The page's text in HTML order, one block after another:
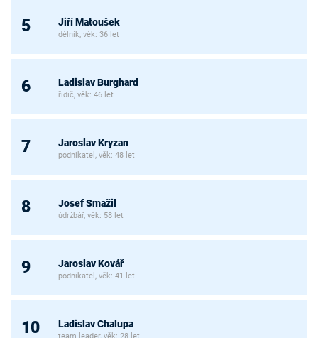
5 Jiří Matoušek
dělník, věk: 36 let
6 Ladislav Burghard
řidič, věk: 46 let
7 Jaroslav Kryzan
podnikatel, věk: 48 let
8 Josef Smažil
údržbář, věk: 58 let
9 Jaroslav Kovář
podnikatel, věk: 41 let
10 Ladislav Chalupa
team leader, věk: 28 let